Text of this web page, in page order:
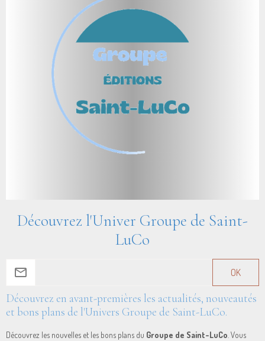
Découvrez l'Univer Groupe de Saint-
LuCo
OK
Découvrez en avant-premières les actualités, nouveautés
et bons plans de l'Univers Groupe de Saint-LuCo.
Découvrez les nouvelles et les bons plans du Groupe de Saint-LuCo . Vous